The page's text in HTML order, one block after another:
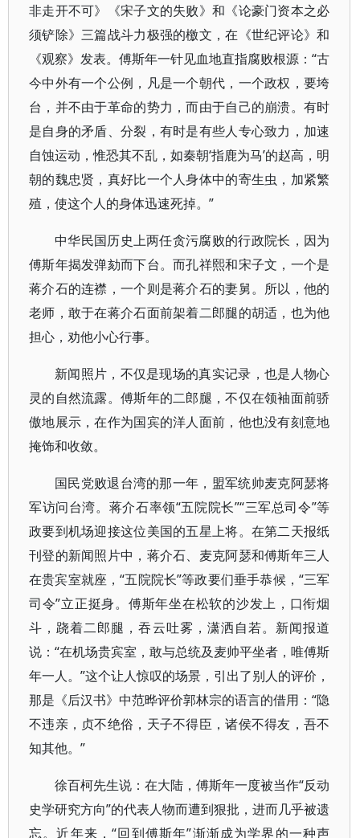
非走开不可》《宋子文的失败》和《论豪门资本之必
须铲除》三篇战斗力极强的檄文，在《世纪评论》和
《观察》发表。傅斯年一针见血地直指腐败根源：“古
今中外有一个公例，凡是一个朝代，一个政权，要垮
台，并不由于革命的势力，而由于自己的崩溃。有时
是自身的矛盾、分裂，有时是有些人专心致力，加速
自蚀运动，惟恐其不乱，如秦朝‘指鹿为马’的赵高，明
朝的魏忠贤，真好比一个人身体中的寄生虫，加紧繁
殖，使这个人的身体迅速死掉。”
中华民国历史上两任贪污腐败的行政院长，因为
傅斯年揭发弹劾而下台。而孔祥熙和宋子文，一个是
蒋介石的连襟，一个则是蒋介石的妻舅。所以，他的
老师，敢于在蒋介石面前架着二郎腿的胡适，也为他
担心，劝他小心行事。
新闻照片，不仅是现场的真实记录，也是人物心
灵的自然流露。傅斯年的二郎腿，不仅在领袖面前骄
傲地展示，在作为国宾的洋人面前，他也没有刻意地
掩饰和收敛。
国民党败退台湾的那一年，盟军统帅麦克阿瑟将
军访问台湾。蒋介石率领“五院院长”“三军总司令”等
政要到机场迎接这位美国的五星上将。在第二天报纸
刊登的新闻照片中，蒋介石、麦克阿瑟和傅斯年三人
在贵宾室就座，“五院院长”等政要们垂手恭候，“三军
司令”立正挺身。傅斯年坐在松软的沙发上，口衔烟
斗，跷着二郎腿，吞云吐雾，潇洒自若。新闻报道
说：“在机场贵宾室，敢与总统及麦帅平坐者，唯傅斯
年一人。”这个让人惊叹的场景，引出了别人的评价，
那是《后汉书》中范晔评价郭林宗的语言的借用：“隐
不违亲，贞不绝俗，天子不得臣，诸侯不得友，吾不
知其他。”
徐百柯先生说：在大陆，傅斯年一度被当作“反动
史学研究方向”的代表人物而遭到狠批，进而几乎被遗
忘。近年来，“回到傅斯年”渐渐成为学界的一种声